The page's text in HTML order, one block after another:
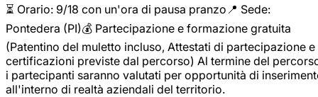
⏳ Orario: 9/18 con un'ora di pausa pranzo📍 Sede:
Pontedera (PI)💰 Partecipazione e formazione gratuita
(Patentino del muletto incluso, Attestati di partecipazione e
certificazioni previste dal percorso) Al termine del
i partecipanti saranno valutati per opportunità di
all'interno di realtà aziendali del territorio.